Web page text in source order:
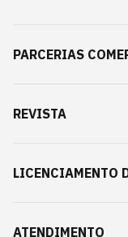
PARCERIAS
REVISTA
LICENCIAMENTO
ATENDIMENTO